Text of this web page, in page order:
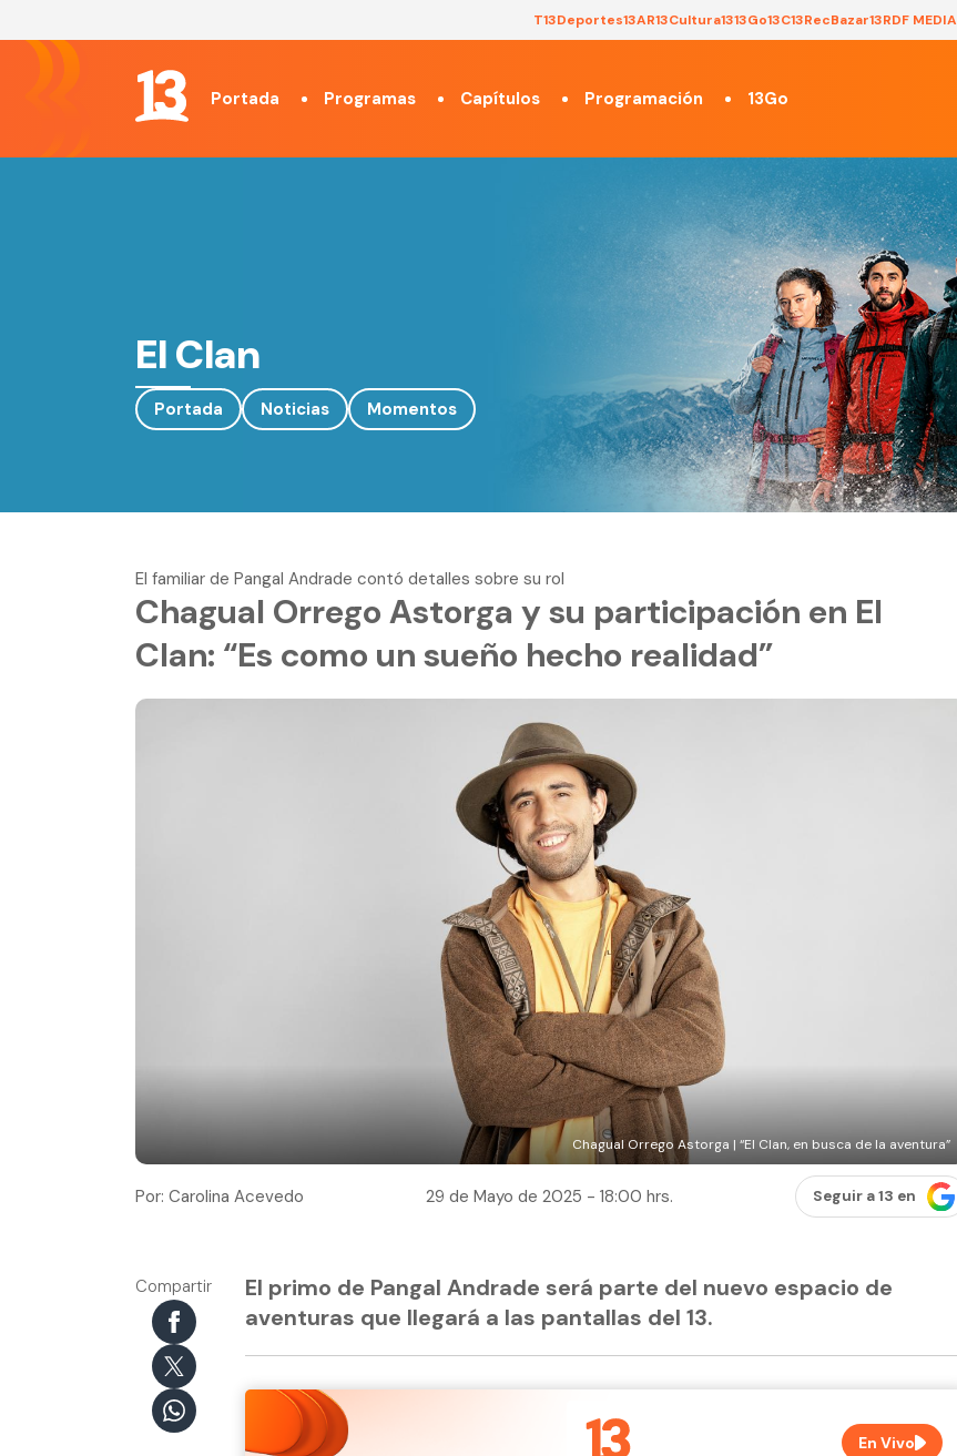
T13Deportes13AR13Cultura1313Go13C13RecBazar13RDF MEDIA
Portada Programas Capítulos Programación 13Go
El Clan
Portada Noticias Momentos
El familiar de Pangal Andrade contó detalles sobre su rol
Chagual Orrego Astorga y su participación en El
Clan: “Es como un sueño hecho realidad”
Chagual Orrego Astorga | “El Clan, en busca de la aventura”
Por: Carolina Acevedo 29 de Mayo de 2025 - 18:00 hrs. Seguir a 13 en
Compartir
El primo de Pangal Andrade será parte del nuevo espacio de
aventuras que llegará a las pantallas del 13.